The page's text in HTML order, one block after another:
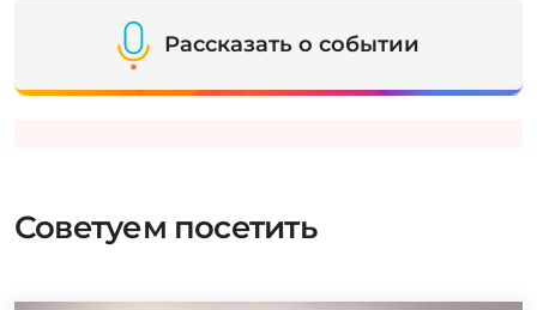
Рассказать о событии
Советуем посетить